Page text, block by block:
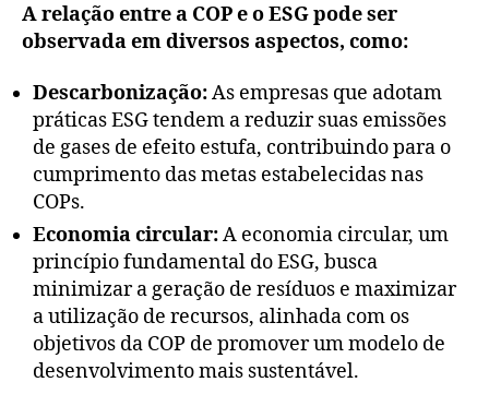
A relação entre a COP e o ESG pode ser
observada em diversos aspectos, como:
Descarbonização:As empresas que adotam
práticas ESG tendem a reduzir suas emissões
de gases de efeito estufa, contribuindo para o
cumprimento das metas estabelecidas nas
COPs.
Economia circular:A economia circular, um
princípio fundamental do ESG, busca
minimizar a geração de resíduos e maximizar
a utilização de recursos, alinhada com os
objetivos da COP de promover um modelo de
desenvolvimento mais sustentável.